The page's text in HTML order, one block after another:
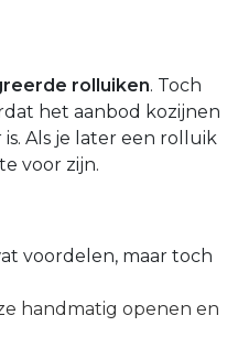
rolluiken. Toch
het aanbod kozijnen
Als je later een rolluik
voor zijn.
voordelen, maar toch
handmatig openen en